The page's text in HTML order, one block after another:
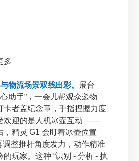
多
物流场景双线出彩。
展台
助手”，一会儿帮观众递物
卡者盖纪念章，手指捏握力度
欢迎的是人机冰壶互动 ——
，精灵 G1 会盯着冰壶位置
调整推杆角度发力，动作精准
玩家。这种 “识别 - 分析 - 执